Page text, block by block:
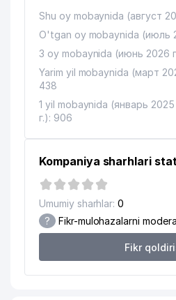
14 DENT IDEAL MChJ
15 YALKIN XUSUSIY
16
17
TISI-BIZNES YAKKA
SKY BUILDS MChJ
19
TURON BANK ATB
20 NEW FRP SYSTEMS
NEFT SAVDO SERVIS
22 AZIA MIX MChJ
Shu oy mobaynida (август
O'tgan oy mobaynida (июль
3 oy mobaynida (июнь 2026
Yarim yil mobaynida (март
438
1 yil mobaynida (январь
г.): 906
Kompaniya sharhlari
Umumiy sharhlar: 0
? Fikr-mulohazalarni
Fikr